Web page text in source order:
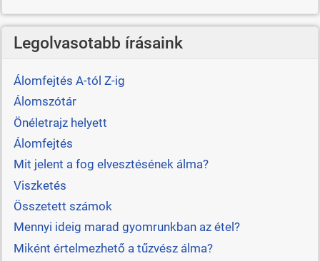
Legolvasotabb írásaink
Álomfejtés A-tól Z-ig
Álomszótár
Önéletrajz helyett
Álomfejtés
Mit jelent a fog elvesztésének álma?
Viszketés
Összetett számok
Mennyi ideig marad gyomrunkban az étel?
Miként értelmezhető a tűzvész álma?